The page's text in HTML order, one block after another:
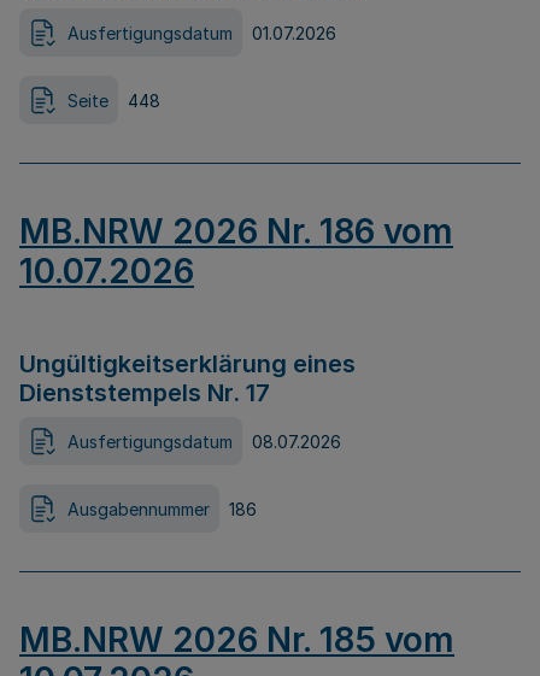
Ausfertigungsdatum 01.07.2026
Seite 448
MB.NRW 2026 Nr. 186 vom
10.07.2026
Ungültigkeitserklärung eines
Dienststempels Nr. 17
Ausfertigungsdatum 08.07.2026
Ausgabennummer 186
MB.NRW 2026 Nr. 185 vom